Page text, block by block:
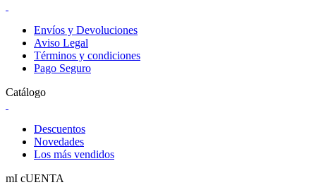
Envíos y Devoluciones
Aviso Legal
Términos y condiciones
Pago Seguro
Catálogo
Descuentos
Novedades
Los más vendidos
mI cUENTA